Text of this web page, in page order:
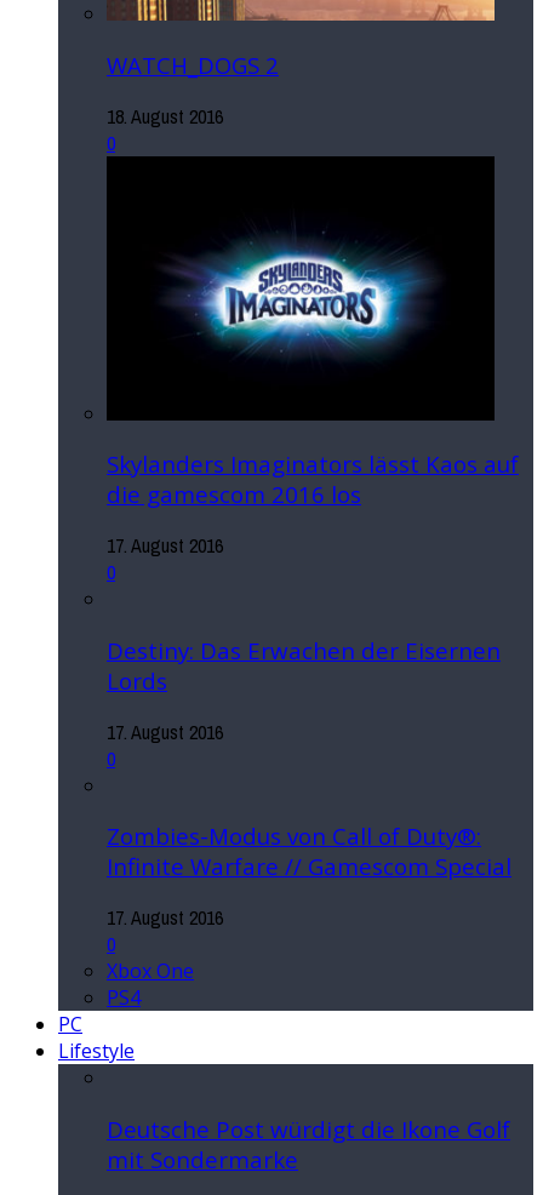
WATCH_DOGS 2
18. August 2016
0
Skylanders Imaginators lässt Kaos auf
die gamescom 2016 los
17. August 2016
0
Destiny: Das Erwachen der Eisernen
Lords
17. August 2016
0
Zombies-Modus von Call of Duty®:
Infinite Warfare // Gamescom Special
17. August 2016
0
Xbox One
PS4
PC
Lifestyle
Deutsche Post würdigt die Ikone Golf
mit Sondermarke